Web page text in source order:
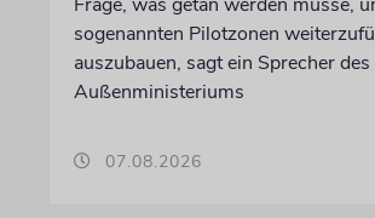
sogenannten Pilotzonen
auszubauen, sagt ein Sprecher
Außenministeriums
07.08.2026